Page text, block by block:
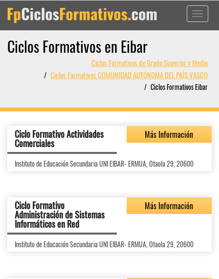
Toggle
Ciclos Formativos en Eibar
Ciclos Formativos de Grado Superior y Medio
Ciclos Formativos COMUNIDAD AUTÓNOMA DEL PAÍS VASCO
Ciclos Formativos Eibar
Ciclo Formativo Actividades
Comerciales
Más Información
Instituto de Educación Secundaria UNI EIBAR- ERMUA, Otaola 29, 20600
Ciclo Formativo
Administración de Sistemas
Informáticos en Red
Más Información
Instituto de Educación Secundaria UNI EIBAR- ERMUA, Otaola 29, 20600